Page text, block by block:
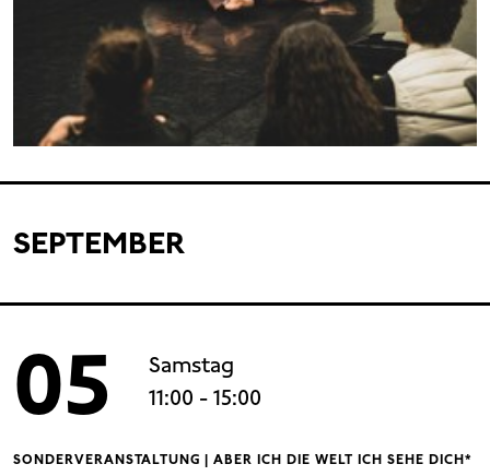
SEPTEMBER
05
Samstag
11:00 - 15:00
SONDERVERANSTALTUNG | ABER ICH DIE WELT ICH SEHE DICH*